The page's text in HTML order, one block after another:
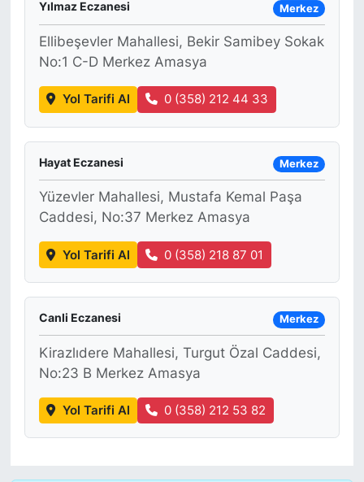
Yılmaz Eczanesi Merkez
Ellibeşevler Mahallesi, Bekir Samibey Sokak
No:1 C-D Merkez Amasya
Yol Tarifi Al 0 (358) 212 44 33
Hayat Eczanesi Merkez
Yüzevler Mahallesi, Mustafa Kemal Paşa
Caddesi, No:37 Merkez Amasya
Yol Tarifi Al 0 (358) 218 87 01
Canli Eczanesi Merkez
Kirazlıdere Mahallesi, Turgut Özal Caddesi,
No:23 B Merkez Amasya
Yol Tarifi Al 0 (358) 212 53 82